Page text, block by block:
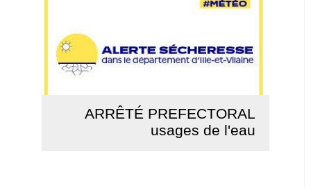
ARRÊTÉ PREFECTORAL
usages de l'eau